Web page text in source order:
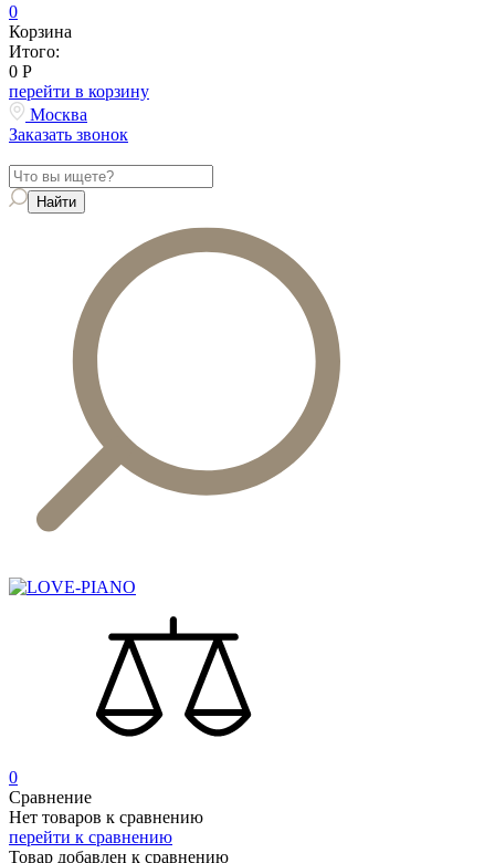
0
Корзина
Итого:
0 Р
перейти в корзину
Москва
Заказать звонок
0
Сравнение
Нет товаров к сравнению
перейти к сравнению
Товар добавлен к сравнению